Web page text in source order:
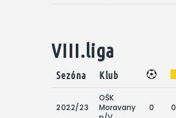
VIII.liga
Sezóna Klub
2022/23
OŠK
Moravany
0 0